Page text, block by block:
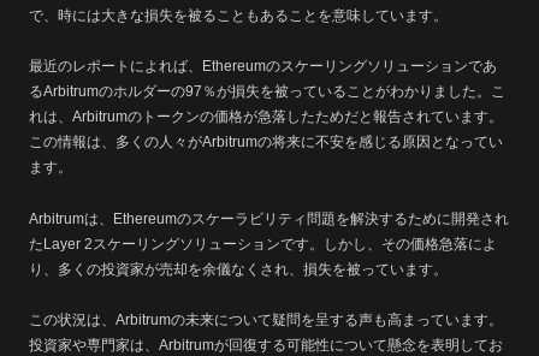
で、時には大きな損失を被ることもあることを意味しています。
最近のレポートによれば、Ethereumのスケーリングソリューションであ
るArbitrumのホルダーの97％が損失を被っていることがわかりました。こ
れは、Arbitrumのトークンの価格が急落したためだと報告されています。
この情報は、多くの人々がArbitrumの将来に不安を感じる原因となってい
ます。
Arbitrumは、Ethereumのスケーラビリティ問題を解決するために開発され
たLayer 2スケーリングソリューションです。しかし、その価格急落によ
り、多くの投資家が売却を余儀なくされ、損失を被っています。
この状況は、Arbitrumの未来について疑問を呈する声も高まっています。
投資家や専門家は、Arbitrumが回復する可能性について懸念を表明してお